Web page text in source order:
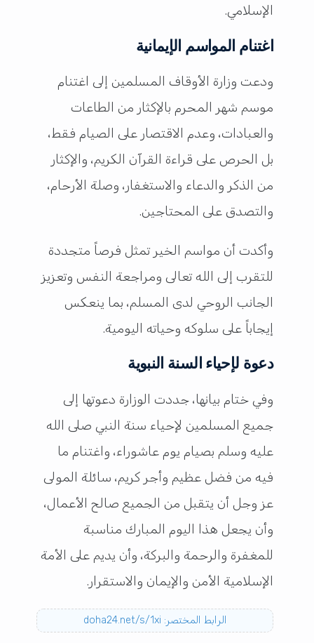
الإسلامي.
اغتنام المواسم الإيمانية
ودعت وزارة الأوقاف المسلمين إلى اغتنام
موسم شهر المحرم بالإكثار من الطاعات
والعبادات، وعدم الاقتصار على الصيام فقط،
بل الحرص على قراءة القرآن الكريم، والإكثار
من الذكر والدعاء والاستغفار، وصلة الأرحام،
والتصدق على المحتاجين.
وأكدت أن مواسم الخير تمثل فرصاً متجددة
للتقرب إلى الله تعالى ومراجعة النفس وتعزيز
الجانب الروحي لدى المسلم، بما ينعكس
إيجاباً على سلوكه وحياته اليومية.
دعوة لإحياء السنة النبوية
وفي ختام بيانها، جددت الوزارة دعوتها إلى
جميع المسلمين لإحياء سنة النبي صلى الله
عليه وسلم بصيام يوم عاشوراء، واغتنام ما
فيه من فضل عظيم وأجر كريم، سائلة المولى
عز وجل أن يتقبل من الجميع صالح الأعمال،
وأن يجعل هذا اليوم المبارك مناسبة
للمغفرة والرحمة والبركة، وأن يديم على الأمة
الإسلامية الأمن والإيمان والاستقرار.
الرابط المختصر: doha24.net/s/1xi